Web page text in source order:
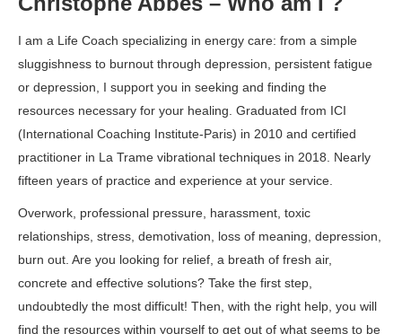
I am a Life Coach specializing in energy care: from a simple
sluggishness to burnout through depression, persistent fatigue
or depression, I support you in seeking and finding the
resources necessary for your healing. Graduated from ICI
(International Coaching Institute-Paris) in 2010 and certified
practitioner in La Trame vibrational techniques in 2018. Nearly
fifteen years of practice and experience at your service.
Overwork, professional pressure, harassment, toxic
relationships, stress, demotivation, loss of meaning, depression,
burn out. Are you looking for relief, a breath of fresh air,
concrete and effective solutions? Take the first step,
undoubtedly the most difficult! Then, with the right help, you will
find the resources within yourself to get out of what seems to be